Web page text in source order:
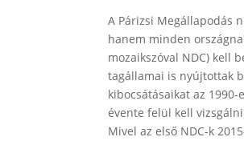
A Párizsi Megállapodás
hanem minden
mozaikszóval NDC) kell
tagállamai is nyújtottak
kibocsátásaikat az
évente felül kell
Mivel az első NDC-k